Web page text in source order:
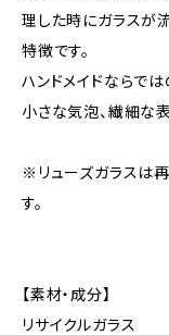
理した時にガラスが
特徴です。
ハンドメイドならで
小さな気泡、繊細な
※リューズガラスは
す。
【素材・成分】
リサイクルガラス